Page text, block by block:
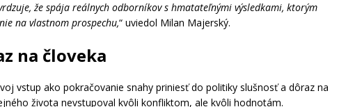
že spája reálnych odborníkov s hmatateľnými výsledkami, ktorým
na vlastnom prospechu,“ uviedol Milan Majerský.
na človeka
vstup ako pokračovanie snahy priniesť do politiky slušnosť a dôraz na
života nevstupoval kvôli konfliktom, ale kvôli hodnotám.